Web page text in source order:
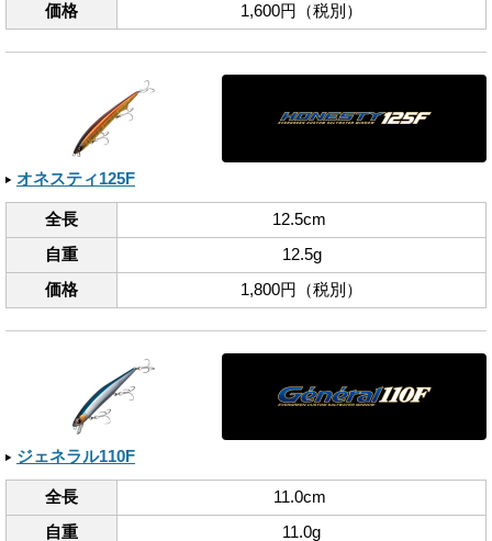
価格
1,600円（税別）
オネスティ125F
全長
12.5cm
自重
12.5g
価格
1,800円（税別）
ジェネラル110F
全長
11.0cm
自重
11.0g